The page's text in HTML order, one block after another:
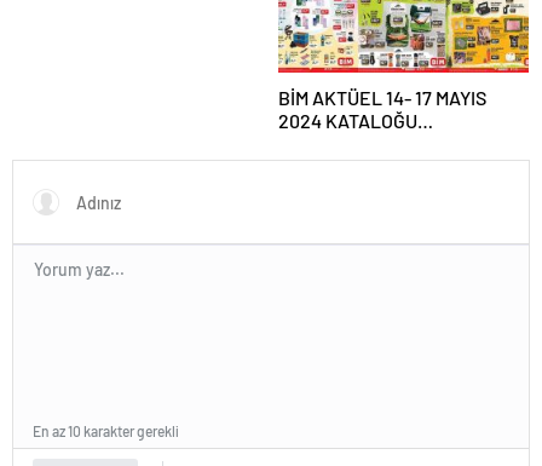
BİM AKTÜEL 14- 17 MAYIS
2024 KATALOĞU
gelecek ürünler neler?
En az 10 karakter gerekli